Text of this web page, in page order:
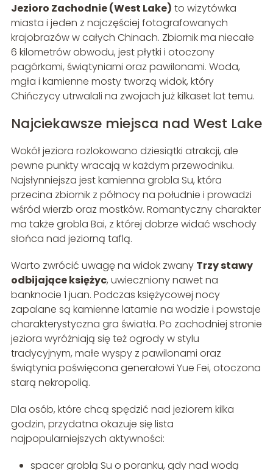
Jezioro Zachodnie (West Lake) to wizytówka
miasta i jeden z najczęściej fotografowanych
krajobrazów w całych Chinach. Zbiornik ma niecałe
6 kilometrów obwodu, jest płytki i otoczony
pagórkami, świątyniami oraz pawilonami. Woda,
mgła i kamienne mosty tworzą widok, który
Chińczycy utrwalali na zwojach już kilkaset lat temu.
Najciekawsze miejsca nad West Lake
Wokół jeziora rozlokowano dziesiątki atrakcji, ale
pewne punkty wracają w każdym przewodniku.
Najsłynniejsza jest kamienna grobla Su, która
przecina zbiornik z północy na południe i prowadzi
wśród wierzb oraz mostków. Romantyczny charakter
ma także grobla Bai, z której dobrze widać wschody
słońca nad jeziorną taflą.
Warto zwrócić uwagę na widok zwany Trzy stawy
odbijające księżyc, uwieczniony nawet na
banknocie 1 juan. Podczas księżycowej nocy
zapalane są kamienne latarnie na wodzie i powstaje
charakterystyczna gra światła. Po zachodniej stronie
jeziora wyróżniają się też ogrody w stylu
tradycyjnym, małe wyspy z pawilonami oraz
świątynia poświęcona generałowi Yue Fei, otoczona
starą nekropolią.
Dla osób, które chcą spędzić nad jeziorem kilka
godzin, przydatna okazuje się lista
najpopularniejszych aktywności:
spacer groblą Su o poranku, gdy nad wodą